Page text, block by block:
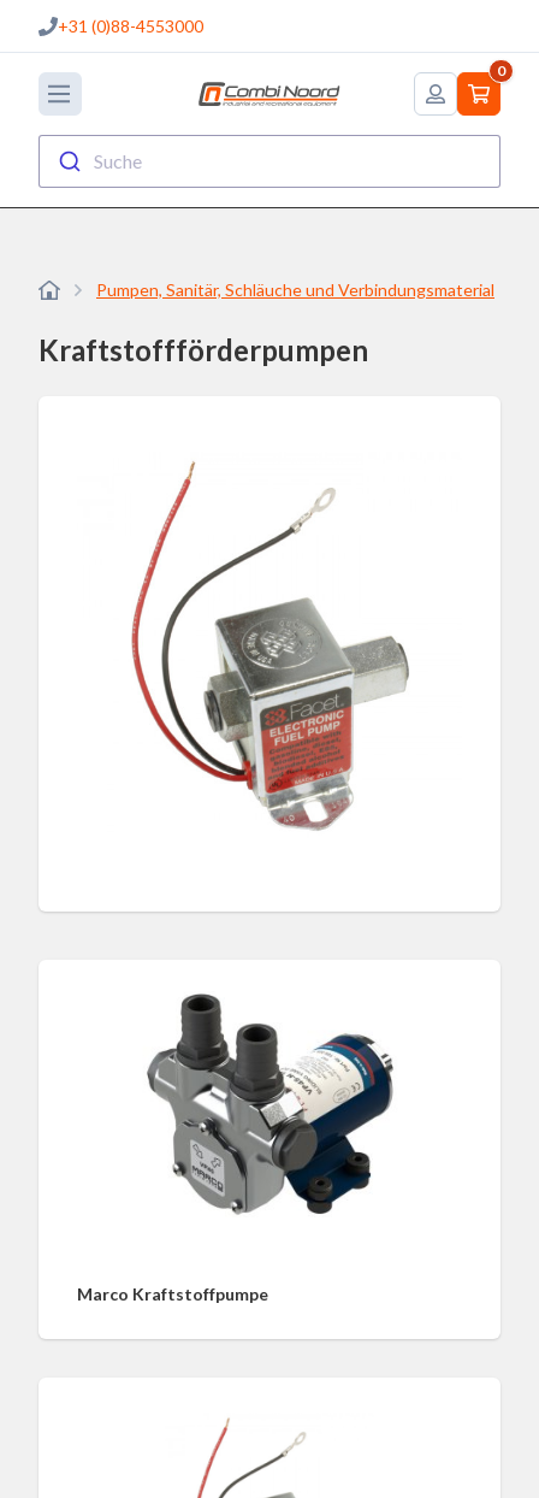
+31 (0)88-4553000
0
Suche
Pumpen, Sanitär, Schläuche und Verbindungsmaterial
Kraftstoffförderpumpen
Marco Kraftstoffpumpe